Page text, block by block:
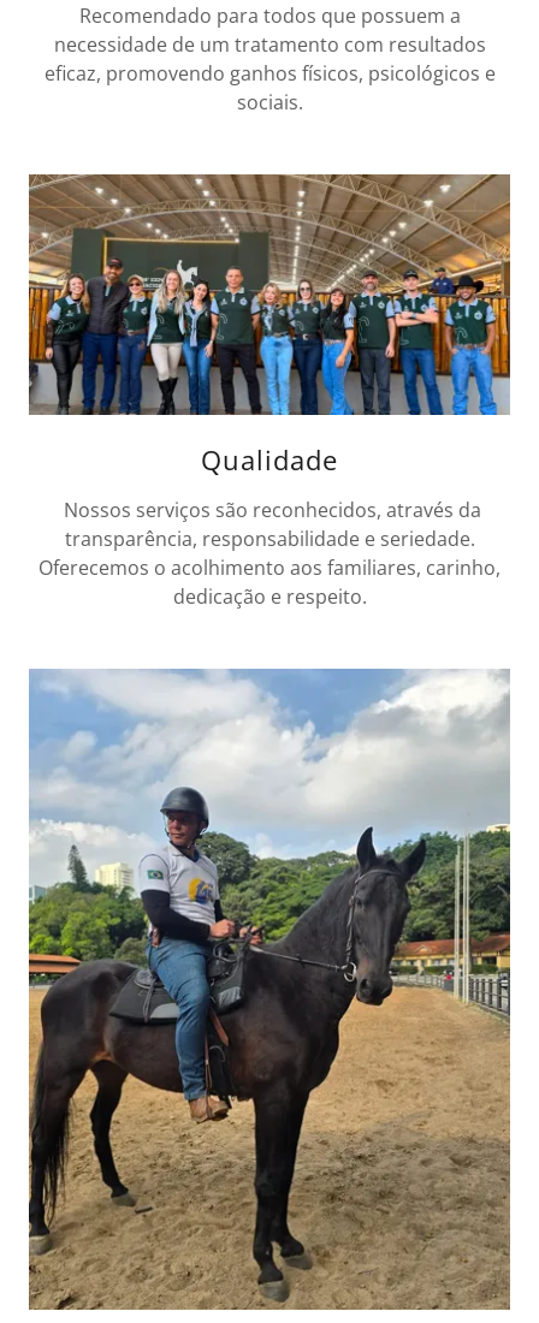
Recomendado para todos que possuem a
necessidade de um tratamento com resultados
eficaz, promovendo ganhos físicos, psicológicos e
sociais.
Qualidade
Nossos serviços são reconhecidos, através da
transparência, responsabilidade e seriedade.
Oferecemos o acolhimento aos familiares, carinho,
dedicação e respeito.